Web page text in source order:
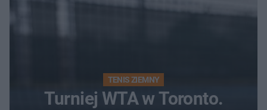
TENIS ZIEMNY
Turniej WTA w Toronto.